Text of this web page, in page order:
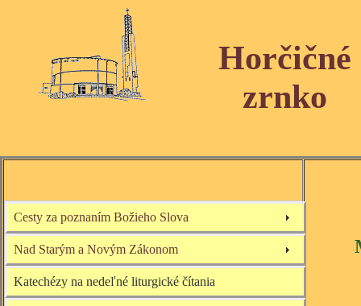
Horčičné
zrnko
Cesty za poznaním Božieho Slova
Nad Starým a Novým Zákonom
Katechézy na nedeľné liturgické čítania